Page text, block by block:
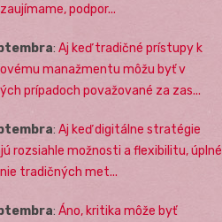
podpor...
: Aj keď tradičné prístupy k
manažmentu môžu byť v
prípadoch považované za zas...
: Aj keď digitálne stratégie
rozsiahle možnosti a flexibilitu, úplné
tradičných met...
: Áno, kritika môže byť